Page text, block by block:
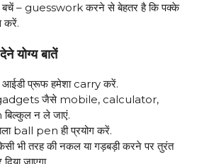
से बचें – guesswork करने से बेहतर है कि पक्के
करें.
योग्य बातें
आईडी प्रूफ हमेशा carry करें.
जैसे mobile, calculator,
न ले जाएं.
ball pen ही प्रयोग करें.
भी तरह की नकल या गड़बड़ी करने पर तुरंत
जाएगा.